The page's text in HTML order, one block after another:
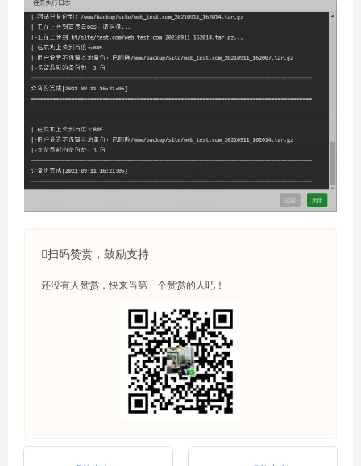
扫码赞赏，鼓励支持
还没有人赞赏，快来当第一个赞赏的人吧！